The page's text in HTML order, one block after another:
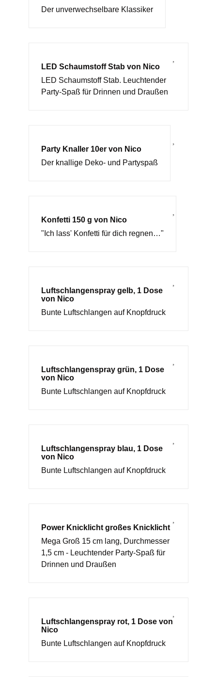
Der unverwechselbare Klassiker
LED Schaumstoff Stab von Nico
LED Schaumstoff Stab. Leuchtender
Party-Spaß für Drinnen und Draußen
Party Knaller 10er von Nico
Der knallige Deko- und Partyspaß
Konfetti 150 g von Nico
"Ich lass' Konfetti für dich regnen…"
Luftschlangenspray gelb, 1 Dose
von Nico
Bunte Luftschlangen auf Knopfdruck
Luftschlangenspray grün, 1 Dose
von Nico
Bunte Luftschlangen auf Knopfdruck
Luftschlangenspray blau, 1 Dose
von Nico
Bunte Luftschlangen auf Knopfdruck
Power Knicklicht großes Knicklicht
Mega Groß 15 cm lang, Durchmesser
1,5 cm - Leuchtender Party-Spaß für
Drinnen und Draußen
Luftschlangenspray rot, 1 Dose von
Nico
Bunte Luftschlangen auf Knopfdruck